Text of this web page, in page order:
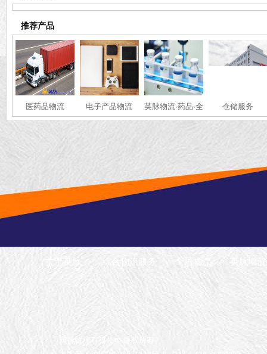
推荐产品
医药品物流 电子产品物流
英脉物流·药品·全
国冷链运输
仓储服务
综合物流服务 全国物流
英脉物流有限公司 版权所有